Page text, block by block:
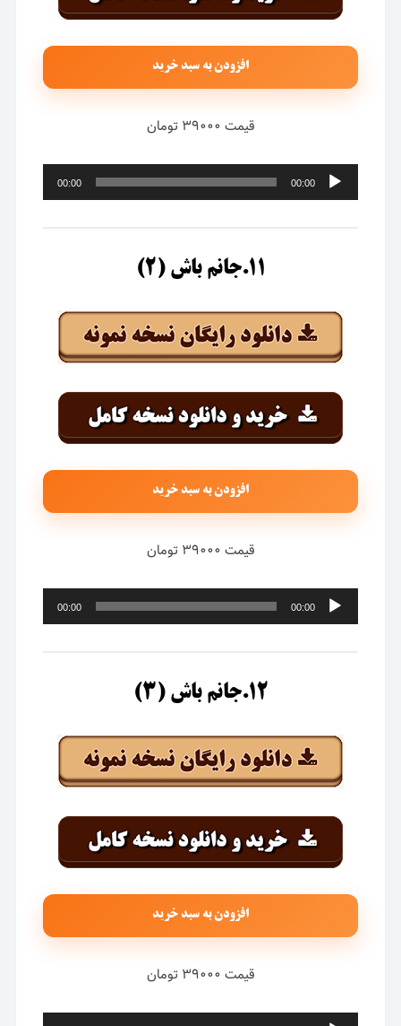
افزودن به سبد خرید
قیمت ۳۹۰۰۰ تومان
پخش‌کننده
صوت
00:00
00:00
۱۱.جانم باش (۲)
افزودن به سبد خرید
قیمت ۳۹۰۰۰ تومان
پخش‌کننده
صوت
00:00
00:00
۱۲.جانم باش (۳)
افزودن به سبد خرید
قیمت ۳۹۰۰۰ تومان